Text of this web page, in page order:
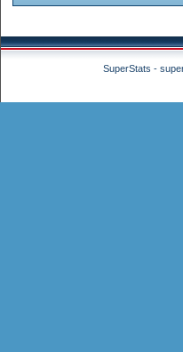
SuperStats -